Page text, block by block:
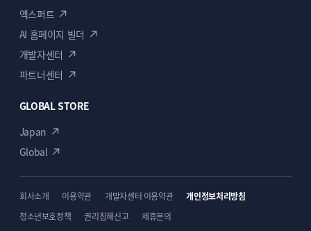
엑스퍼트
AI 홈페이지 빌더
개발자센터
파트너센터
GLOBAL STORE
Japan
Global
회사소개 이용약관 개발자센터 이용약관
개인정보처리방침
청소년보호정책
권리침해신고 제휴문의